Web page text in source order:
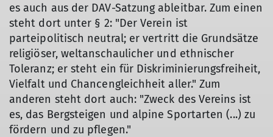
es auch aus der DAV-Satzung ableitbar. Zum einen
steht dort unter § 2: "Der Verein ist
parteipolitisch neutral; er vertritt die Grundsätze
religiöser, weltanschaulicher und ethnischer
Toleranz; er steht ein für Diskriminierungsfreiheit,
Vielfalt und Chancengleichheit aller." Zum
anderen steht dort auch: "Zweck des Vereins ist
es, das Bergsteigen und alpine Sportarten (...) zu
fördern und zu pflegen."